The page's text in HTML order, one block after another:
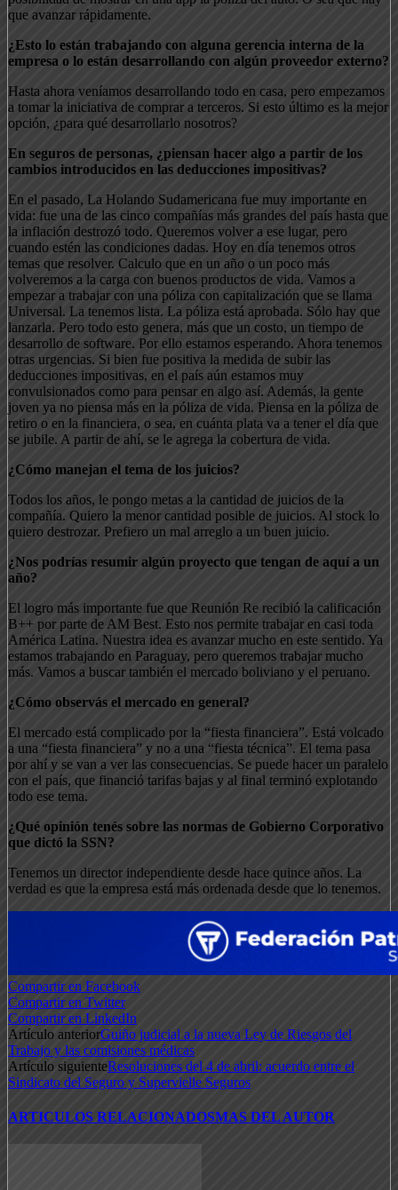
que avanzar rápidamente.
¿Esto lo están trabajando con alguna gerencia interna de la
empresa o lo están desarrollando con algún proveedor externo?
Hasta ahora veníamos desarrollando todo en casa, pero empezamos
a tomar la iniciativa de comprar a terceros. Si esto último es la mejor
opción, ¿para qué desarrollarlo nosotros?
En seguros de personas, ¿piensan hacer algo a partir de los
cambios introducidos en las deducciones impositivas?
En el pasado, La Holando Sudamericana fue muy importante en
vida: fue una de las cinco compañías más grandes del país hasta que
la inflación destrozó todo. Queremos volver a ese lugar, pero
cuando estén las condiciones dadas. Hoy en día tenemos otros
temas que resolver. Calculo que en un año o un poco más
volveremos a la carga con buenos productos de vida. Vamos a
empezar a trabajar con una póliza con capitalización que se llama
Universal. La tenemos lista. La póliza está aprobada. Sólo hay que
lanzarla. Pero todo esto genera, más que un costo, un tiempo de
desarrollo de software. Por ello estamos esperando. Ahora tenemos
otras urgencias. Si bien fue positiva la medida de subir las
deducciones impositivas, en el país aún estamos muy
convulsionados como para pensar en algo así. Además, la gente
joven ya no piensa más en la póliza de vida. Piensa en la póliza de
retiro o en la financiera, o sea, en cuánta plata va a tener el día que
se jubile. A partir de ahí, se le agrega la cobertura de vida.
¿Cómo manejan el tema de los juicios?
Todos los años, le pongo metas a la cantidad de juicios de la
compañía. Quiero la menor cantidad posible de juicios. Al stock lo
quiero destrozar. Prefiero un mal arreglo a un buen juicio.
¿Nos podrías resumir algún proyecto que tengan de aquí a un
año?
El logro más importante fue que Reunión Re recibió la calificación
B++ por parte de AM Best. Esto nos permite trabajar en casi toda
América Latina. Nuestra idea es avanzar mucho en este sentido. Ya
estamos trabajando en Paraguay, pero queremos trabajar mucho
más. Vamos a buscar también el mercado boliviano y el peruano.
¿Cómo observás el mercado en general?
El mercado está complicado por la “fiesta financiera”. Está volcado
a una “fiesta financiera” y no a una “fiesta técnica”. El tema pasa
por ahí y se van a ver las consecuencias. Se puede hacer un paralelo
con el país, que financió tarifas bajas y al final terminó explotando
todo ese tema.
¿Qué opinión tenés sobre las normas de Gobierno Corporativo
que dictó la SSN?
Tenemos un director independiente desde hace quince años. La
verdad es que la empresa está más ordenada desde que lo tenemos.
Compartir en Facebook
Compartir en Twitter
Compartir en LinkedIn
Artículo anteriorGuiño judicial a la nueva Ley de Riesgos del
Trabajo y las comisiones médicas
Artículo siguienteResoluciones del 4 de abril: acuerdo entre el
Sindicato del Seguro y Supervielle Seguros
ARTICULOS RELACIONADOSMAS DEL AUTOR